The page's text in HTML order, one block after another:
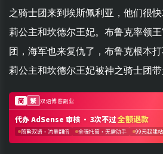
之骑士团来到埃斯佩利亚，他们很
莉公主和坎德尔王妃。布鲁克率领
团，海军也来复仇了，布鲁克根本
莉公主和坎德尔王妃被神之骑士团带